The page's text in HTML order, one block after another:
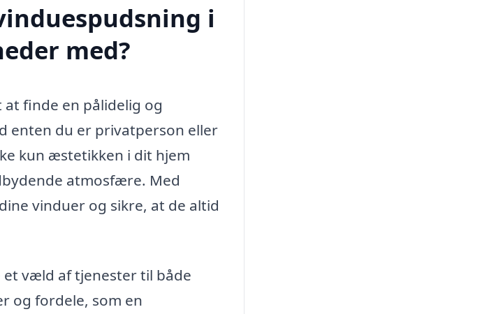
i
med?
finde en pålidelig og
enten du er privatperson eller
kun æstetikken i dit hjem
atmosfære. Med
vinduer og sikre, at de altid
et væld af tjenester til både
og fordele, som en